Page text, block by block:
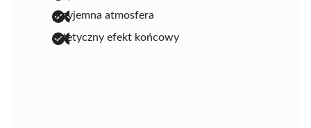
przyjemna atmosfera
estetyczny efekt końcowy